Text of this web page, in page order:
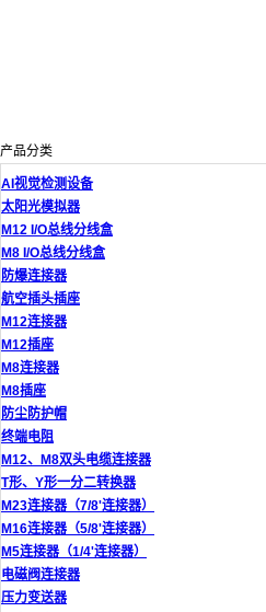
产品分类
AI视觉检测设备
太阳光模拟器
M12 I/O总线分线盒
M8 I/O总线分线盒
防爆连接器
航空插头插座
M12连接器
M12插座
M8连接器
M8插座
防尘防护帽
终端电阻
M12、M8双头电缆连接器
T形、Y形一分二转换器
M23连接器（7/8'连接器）
M16连接器（5/8'连接器）
M5连接器（1/4'连接器）
电磁阀连接器
压力变送器